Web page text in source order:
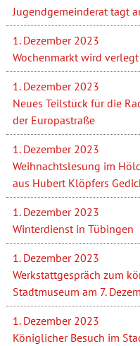
Jugendgemeinderat tagt
1. Dezember 2023
Wochenmarkt wird verlegt
1. Dezember 2023
Neues Teilstück für die
der Europastraße
1. Dezember 2023
Weihnachtslesung im
aus Hubert Klöpfers
1. Dezember 2023
Winterdienst in Tübingen
1. Dezember 2023
Werkstattgespräch zum
Stadtmuseum am 7.
1. Dezember 2023
Königlicher Besuch im